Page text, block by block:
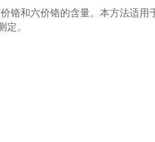
和六价铬的含量。本方法适用
。